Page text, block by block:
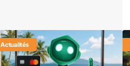
Actualités